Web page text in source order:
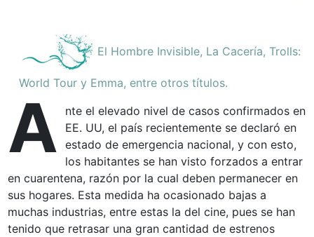
El Hombre Invisible, La Cacería, Trolls:
World Tour y Emma, entre otros títulos.
A
nte el elevado nivel de casos confirmados en
EE. UU, el país recientemente se declaró en
estado de emergencia nacional, y con esto,
los habitantes se han visto forzados a entrar
en cuarentena, razón por la cual deben permanecer en
sus hogares. Esta medida ha ocasionado bajas a
muchas industrias, entre estas la del cine, pues se han
tenido que retrasar una gran cantidad de estrenos